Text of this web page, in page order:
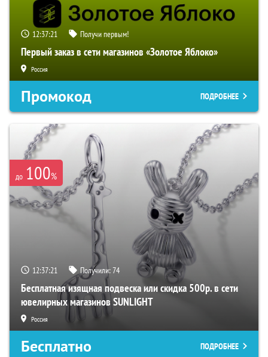
12:37:20 Получи первым!
Первый заказ в сети магазинов «Золотое Яблоко»
Россия
Промокод ПОДРОБНЕЕ
до 100%
12:37:20 Получили:74
Бесплатная изящная подвеска или скидка 500р. в сети
ювелирных магазинов SUNLIGHT
Россия
Бесплатно ПОДРОБНЕЕ